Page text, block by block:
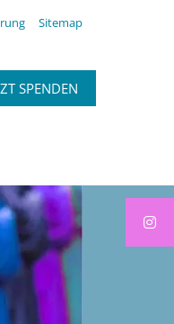
Sitemap
SPENDEN